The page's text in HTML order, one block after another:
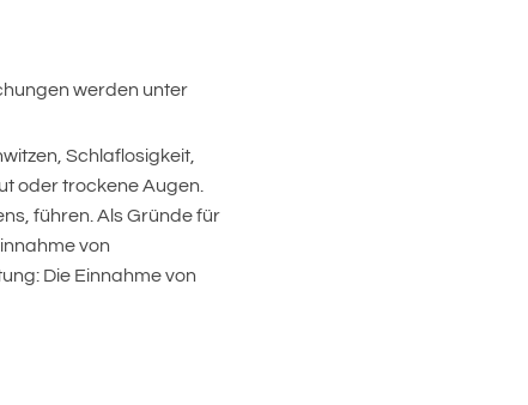
werden unter
Schlaflosigkeit,
oder trockene Augen.
führen. Als Gründe für
von
Die Einnahme von